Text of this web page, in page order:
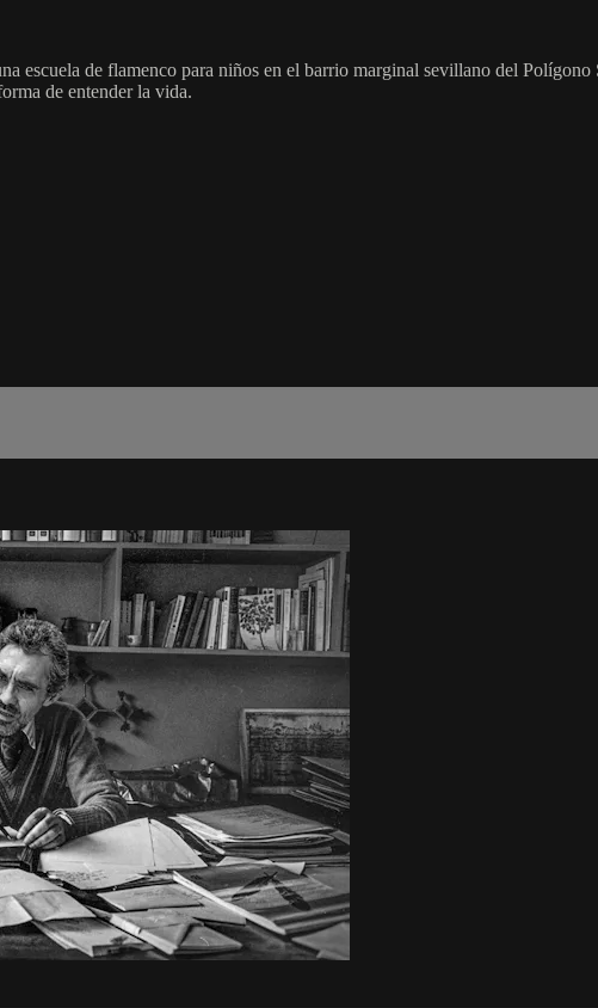
escuela de flamenco para niños en el barrio marginal sevillano del
de entender la vida.